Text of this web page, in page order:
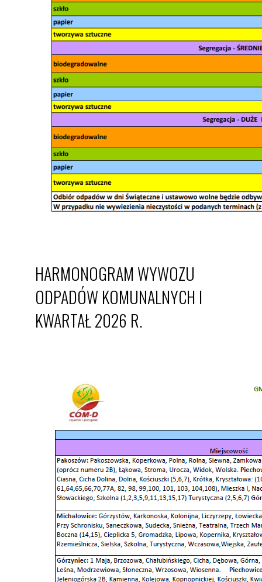
HARMONOGRAM WYWOZU
ODPADÓW KOMUNALNYCH I
KWARTAŁ 2026 R.